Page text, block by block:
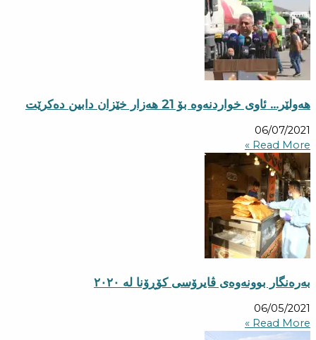
هەولێر… ئاوی خواردنەوە بۆ 21 هەزار خێزان دابین دەكرێت
06/07/2021
Read More »
بەرەنگار بوونەوەی ڤایرۆسی کۆڕۆنا لە ٢٠٢٠
06/05/2021
Read More »